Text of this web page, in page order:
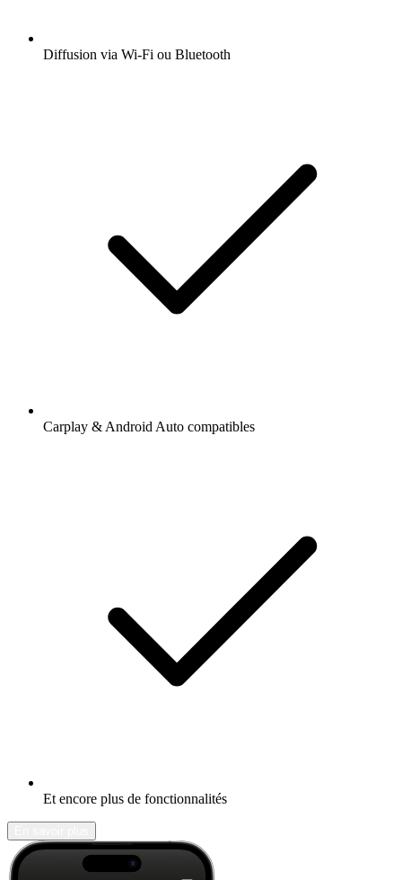
Diffusion via Wi-Fi ou Bluetooth
Carplay & Android Auto compatibles
Et encore plus de fonctionnalités